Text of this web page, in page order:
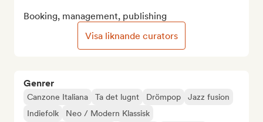
Genrer
Canzone Italiana Ta det lugnt Drömpop
Jazz fusion
Indiefolk
Neo / Modern Klassisk
Booking, management, publishing
Visa liknande curators